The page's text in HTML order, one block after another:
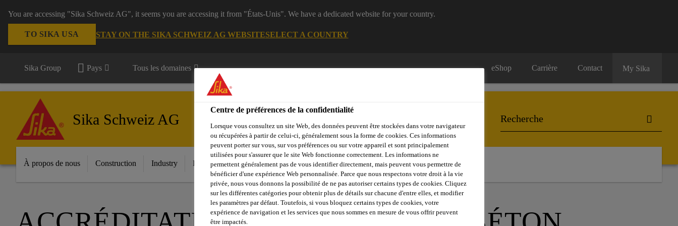
You are accessing "Sika Schweiz AG", it seems you are accessing it from "États-Unis". We have a dedicated website for your country.
TO SIKA USA STAY ON THE SIKA SCHWEIZ AG WEBSITESELECT A COUNTRY
Sika Group Pays Tous les domaines eShop Carrière Contact My Sika
Sika Schweiz AG
À propos de nous Construction Industry Download Center Service News Sika Brands Interlocuteur Contact
Centre de préférences de la confidentialité
Lorsque vous consultez un site Web, des données peuvent être stockées dans votre navigateur
ou récupérées à partir de celui-ci, généralement sous la forme de cookies. Ces informations
peuvent porter sur vous, sur vos préférences ou sur votre appareil et sont principalement
utilisées pour s'assurer que le site Web fonctionne correctement. Les informations ne
permettent généralement pas de vous identifier directement, mais peuvent vous permettre de
bénéficier d'une expérience Web personnalisée. Parce que nous respectons votre droit à la vie
privée, nous vous donnons la possibilité de ne pas autoriser certains types de cookies. Cliquez
sur les différentes catégories pour obtenir plus de détails sur chacune d'entre elles, et modifier
les paramètres par défaut. Toutefois, si vous bloquez certains types de cookies, votre
expérience de navigation et les services que nous sommes en mesure de vous offrir peuvent
être impactés.